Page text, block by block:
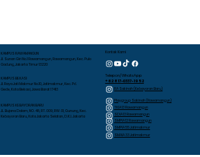
KAMPUS RAWAMANGUN
Jl. Sunan Giri No.1 Rawamangun, Rawamangun, Kec. Pulo
Gadung, Jakarta Timur 13220
KAMPUS BEKASI
Jl. Raya Jati Makmur No.10, Jatimakmur, Kec. Pd.
Gede, Kota Bekasi, Jawa Barat 17413
KAMPUS KEBAYORAN BARU
JL. Bujana Dalam, NO. 48, RT. 009, RW. 01, Gunung, Kec.
Kebayoran Baru, Kota Jakarta Selatan, D.K.I. Jakarta
Kontak Kami
Telepon/WhatsApp
+62 817-0337-1952
RA Sakinah (Kebayoran Baru)
Playgroup Sakinah (Rawamangun)
TKIA 13 Rawamangun
SDIA 13 Rawamangun
SMPIA 12 Rawamangun
SMPIA 55 Jatimakmur
SMAIA 33 Jatimakmur